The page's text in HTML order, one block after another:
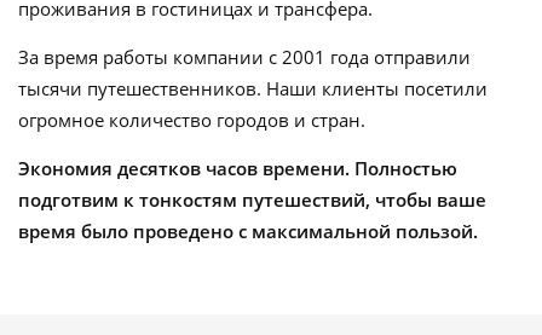
проживания в гостиницах и трансфера.
За время работы компании с 2001 года отправили
тысячи путешественников. Наши клиенты посетили
огромное количество городов и стран.
Экономия десятков часов времени. Полностью
подготвим к тонкостям путешествий, чтобы ваше
время было проведено с максимальной пользой.